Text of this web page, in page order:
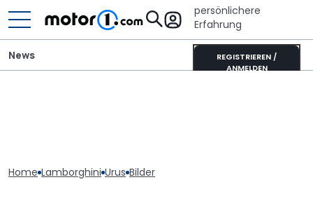
persönlichere
Erfahrung
REGISTRIEREN /
ANMELDEN
News
Home Lamborghini Urus Bilder